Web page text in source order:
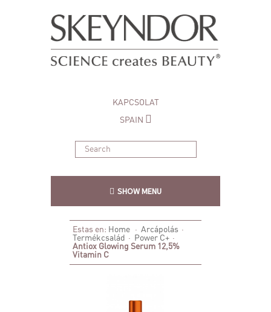
KAPCSOLAT
SPAIN
SHOW MENU
Estas en: Home · Arcápolás ·
Termékcsalád · Power C+ ·
Antiox Glowing Serum 12,5%
Vitamin C